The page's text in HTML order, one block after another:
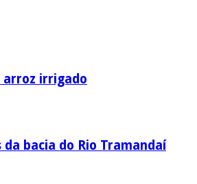
arroz irrigado
bacia do Rio Tramandaí